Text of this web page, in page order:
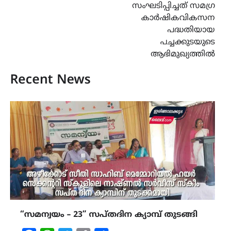
സംഘടിപ്പിച്ചത് സമഗ്ര
കാർഷികവികസന
പദ്ധതിയായ
പച്ചക്കുടയുടെ
ആഭിമുഖ്യത്തിൽ
Recent News
“സമന്വയം – 23” സപ്തദിന ക്യാമ്പ് തുടങ്ങി